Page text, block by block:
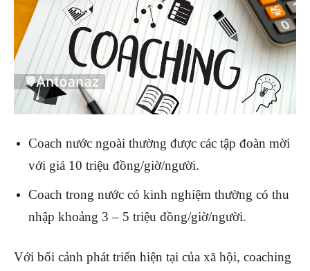
Coach nước ngoài thường được các tập đoàn mời
với giá 10 triệu đồng/giờ/người.
Coach trong nước có kinh nghiệm thường có thu
nhập khoảng 3 – 5 triệu đồng/giờ/người.
Với bối cảnh phát triển hiện tại của xã hội, coaching